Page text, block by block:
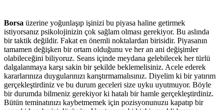
Borsa üzerine yoğunlaşıp işinizi bu piyasa haline getirmek
istiyorsanız psikolojinizin çok sağlam olması gerekiyor. Bu aslında
bir taktik değildir. Fakat en önemli noktalardan birisidir. Piyasanın
tamamen değişken bir ortam olduğunu ve her an ani değişimler
olabileceğini biliyoruz. Seans içinde meydana gelebilecek her türlü
dalgalanmaya karşı sakin bir şekilde beklemelisiniz. Acele ederek
kararlarınıza duygularınızı karıştırmamalısınız. Diyelim ki bir yatırım
gerçekleştirdiniz ve bu durum geceleri size uyku uyutmuyor. Böyle
bir durumda bilmeniz gerekiyor ki hatalı bir hamle gerçekleştirdiniz.
Bütün teminatınızı kaybetmemek için pozisyonunuzu kapatıp bir